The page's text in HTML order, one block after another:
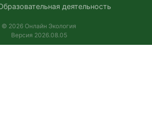
деятельность
© 2026 Онлайн Экология
Версия 2026.08.05